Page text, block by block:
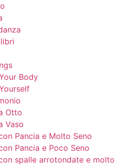
Body
Otto
Vaso
Pancia e Molto Seno
Pancia e Poco Seno
spalle arrotondate e molto